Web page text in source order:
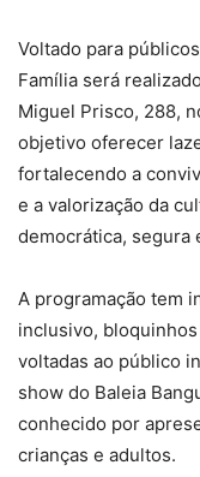
Voltado para
Família será
Miguel Prisco, 288,
objetivo oferecer
fortalecendo a
e a valorização da
democrática, segura
A programação tem
inclusivo,
voltadas ao público
show do Baleia
conhecido por
crianças e adultos.